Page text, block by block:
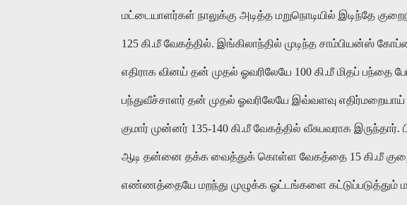
மட்டையாளர்கள் நாலுக்கு அடித்த மறுநொடியில் இடிந்தே
125 கி.மீ வேகத்தில். இங்கிலாந்தில் முடிந்த சாம்பியன்ஸ்
எதிராக வினய் தன் முதல் ஓவரிலேயே 100 கி.மீ மிதப்
பந்துவீச்சாளர் தன் முதல் ஓவரிலேயே இவ்வளவு
குமார் முன்னர் 135-140 கி.மீ வேகத்தில் வீசுபவராக
ஆடி தன்னை தக்க வைத்துக் கொள்ள வேகத்தை 15 கி.மீ
எண்ணத்தையே மறந்து முழுக்க ஓட்டங்களை கட்டுப்படுத்தும்